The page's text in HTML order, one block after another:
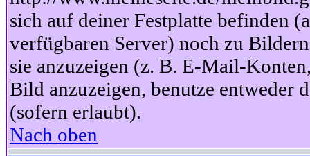
sich auf deiner Festplatte befinden
verfügbaren Server) noch zu
sie anzuzeigen (z. B. E-Mail-
Bild anzuzeigen, benutze
(sofern erlaubt).
Nach oben